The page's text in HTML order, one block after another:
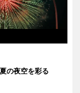
の夜空を彩る